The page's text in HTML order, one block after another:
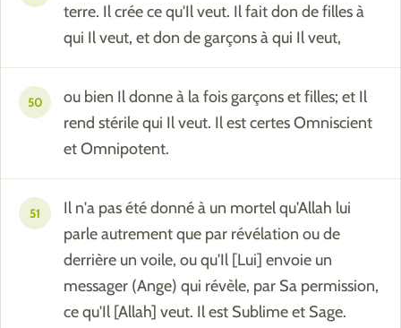
terre. Il crée ce qu'Il veut. Il fait don de filles à
qui Il veut, et don de garçons à qui Il veut,
50
ou bien Il donne à la fois garçons et filles; et Il
rend stérile qui Il veut. Il est certes Omniscient
et Omnipotent.
51
Il n'a pas été donné à un mortel qu'Allah lui
parle autrement que par révélation ou de
derrière un voile, ou qu'Il [Lui] envoie un
messager (Ange) qui révèle, par Sa permission,
ce qu'Il [Allah] veut. Il est Sublime et Sage.